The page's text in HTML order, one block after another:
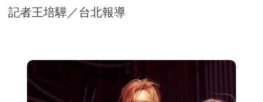
記者王培驊／台北報導